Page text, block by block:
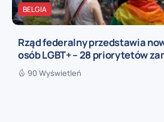
BELGIA
Rząd federalny przedstawia
osób LGBT+ – 28 priorytetów
90 Wyświetleń